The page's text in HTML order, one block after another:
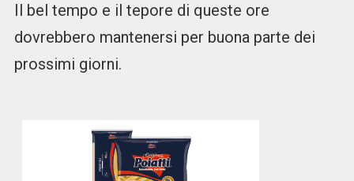
Il bel tempo e il tepore di queste ore
dovrebbero mantenersi per buona parte dei
prossimi giorni.